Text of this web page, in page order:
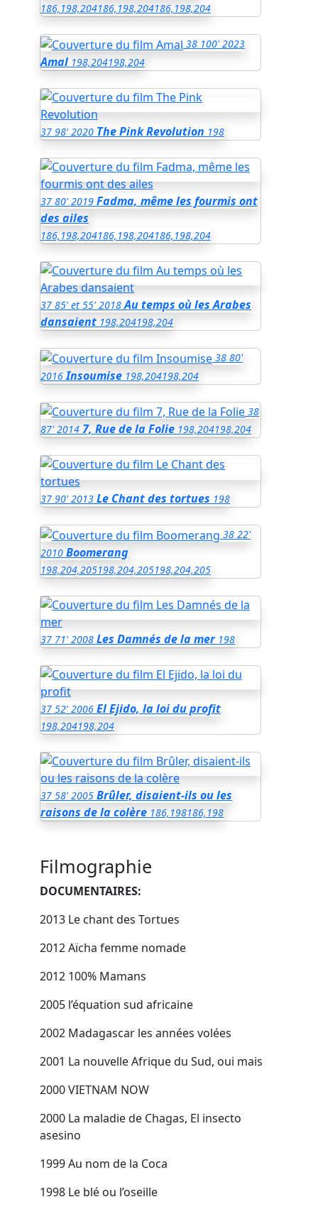
186,198,204186,198,204186,198,204
38 100' 2023
Amal 198,204198,204
37 98' 2020 The Pink Revolution 198
37 80' 2019 Fadma, même les fourmis ont
des ailes
186,198,204186,198,204186,198,204
37 85' et 55' 2018 Au temps où les Arabes
dansaient 198,204198,204
38 80'
2016 Insoumise 198,204198,204
38
87' 2014 7, Rue de la Folie 198,204198,204
37 90' 2013 Le Chant des tortues 198
38 22'
2010 Boomerang
198,204,205198,204,205198,204,205
37 71' 2008 Les Damnés de la mer 198
37 52' 2006 El Ejido, la loi du profit
198,204198,204
37 58' 2005 Brûler, disaient-ils ou les
raisons de la colère 186,198186,198
Filmographie
DOCUMENTAIRES:
2013 Le chant des Tortues
2012 Aïcha femme nomade
2012 100% Mamans
2005 l’équation sud africaine
2002 Madagascar les années volées
2001 La nouvelle Afrique du Sud, oui mais
2000 VIETNAM NOW
2000 La maladie de Chagas, El insecto
asesino
1999 Au nom de la Coca
1998 Le blé ou l’oseille